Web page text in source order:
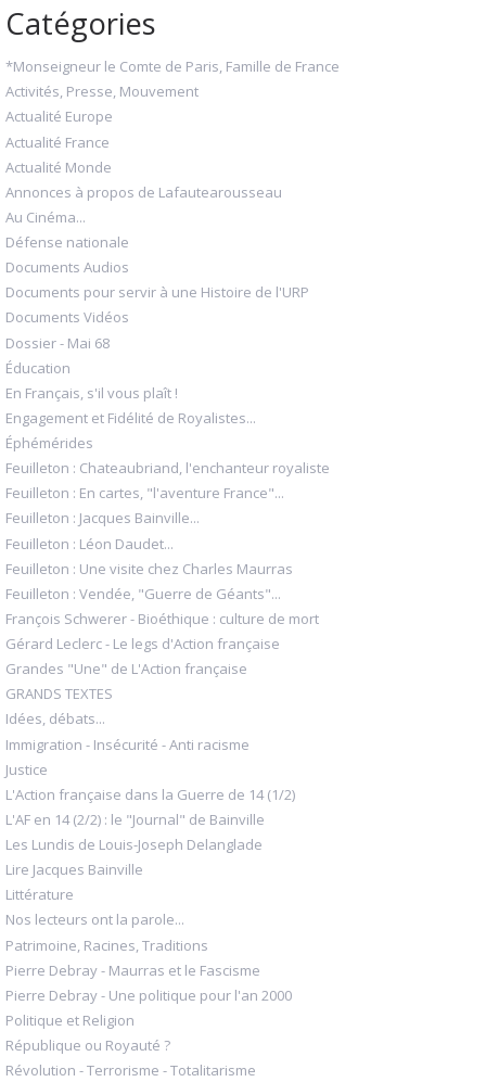
Catégories
*Monseigneur le Comte de Paris, Famille de France
Activités, Presse, Mouvement
Actualité Europe
Actualité France
Actualité Monde
Annonces à propos de Lafautearousseau
Au Cinéma...
Défense nationale
Documents Audios
Documents pour servir à une Histoire de l'URP
Documents Vidéos
Dossier - Mai 68
Éducation
En Français, s'il vous plaît !
Engagement et Fidélité de Royalistes...
Éphémérides
Feuilleton : Chateaubriand, l'enchanteur royaliste
Feuilleton : En cartes, "l'aventure France"...
Feuilleton : Jacques Bainville...
Feuilleton : Léon Daudet...
Feuilleton : Une visite chez Charles Maurras
Feuilleton : Vendée, "Guerre de Géants"...
François Schwerer - Bioéthique : culture de mort
Gérard Leclerc - Le legs d'Action française
Grandes "Une" de L'Action française
GRANDS TEXTES
Idées, débats...
Immigration - Insécurité - Anti racisme
Justice
L'Action française dans la Guerre de 14 (1/2)
L'AF en 14 (2/2) : le "Journal" de Bainville
Les Lundis de Louis-Joseph Delanglade
Lire Jacques Bainville
Littérature
Nos lecteurs ont la parole...
Patrimoine, Racines, Traditions
Pierre Debray - Maurras et le Fascisme
Pierre Debray - Une politique pour l'an 2000
Politique et Religion
République ou Royauté ?
Révolution - Terrorisme - Totalitarisme